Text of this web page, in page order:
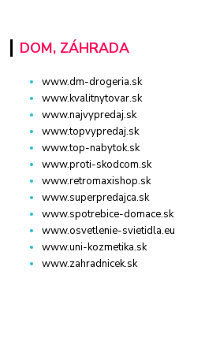
DOM, ZÁHRADA
www.dm-drogeria.sk
www.kvalitnytovar.sk
www.najvypredaj.sk
www.topvypredaj.sk
www.top-nabytok.sk
www.proti-skodcom.sk
www.retromaxishop.sk
www.superpredajca.sk
www.spotrebice-domace.sk
www.osvetlenie-svietidla.eu
www.uni-kozmetika.sk
www.zahradnicek.sk